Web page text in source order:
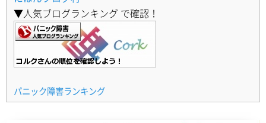
▼人気ブログランキング で確認！
パニック障害ランキング